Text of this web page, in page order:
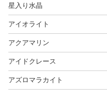
星入り水晶
アイオライト
アクアマリン
アイドクレース
アズロマラカイト